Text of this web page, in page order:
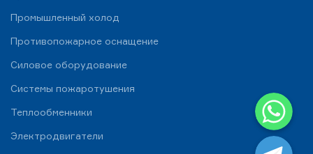
Промышленный холод
Противопожарное оснащение
Силовое оборудование
Системы пожаротушения
Теплообменники
Электродвигатели
WhatsApp
Telegram